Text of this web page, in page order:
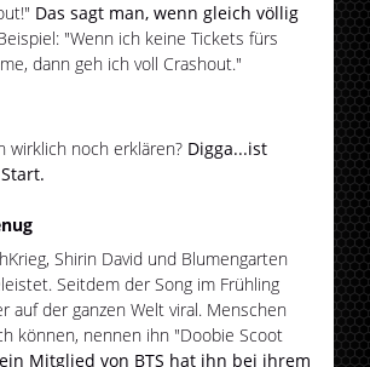
Das sagt man, wenn gleich völlig
"Wenn ich keine Tickets fürs
dann geh ich voll Crashout."
wirklich noch erklären? Digga...ist
Shirin David und Blumengarten
Seitdem der Song im Frühling
auf der ganzen Welt viral. Menschen
können, nennen ihn "Doobie Scoot
Mitglied von BTS hat ihn bei ihrem